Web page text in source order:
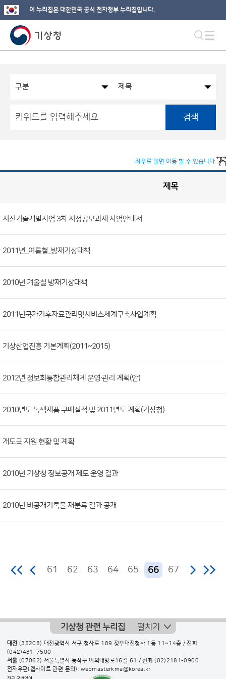
이 누리집은 대한민국 공식 전자정부 누리집입니다.
검색
좌우로 밀면 이동 할 수 있습니다.
공
개
정
보
목
록
류,
첨
부
일,
조
회
제목
지진기술개발사업 3차 지정공모과제 사업안내서
2011년_여름철_방재기상대책
2010년 겨울철 방재기상대책
2011년국가기후자료관리및서비스체계구축사업계획
기상산업진흥 기본계획(2011~2015)
2012년 정보화통합관리체계 운영∙관리 계획(안)
2010년도 녹색제품 구매실적 및 2011년도 계획(기상청)
개도국 지원 현황 및 계획
2010년 기상청 정보공개 제도 운영 결과
2010년 비공개기록물 재분류 결과 공개
61 62 63 64 65 66 67
기상청 관련 누리집 펼치기
대전 (35208) 대전광역시 서구 청사로 189 정부대전청사 1동 11~14층 / 전화
(042)481-7500
서울 (07062) 서울특별시 동작구 여의대방로16길 61 / 전화(02)2181-0900
전자우편(웹사이트 관련 문의): webmasterkma@korea.kr